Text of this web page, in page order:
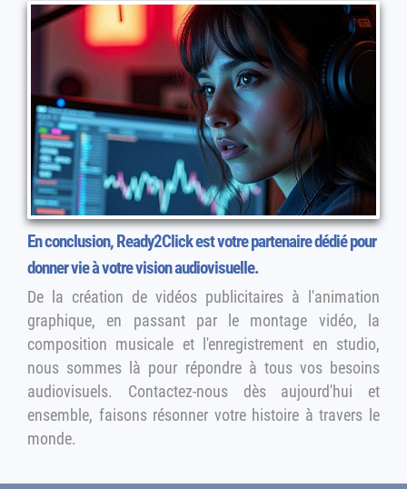
En conclusion, Ready2Click est votre partenaire dédié pour
donner vie à votre vision audiovisuelle.
De la création de vidéos publicitaires à l'animation
graphique, en passant par le montage vidéo, la
composition musicale et l'enregistrement en studio,
nous sommes là pour répondre à tous vos besoins
audiovisuels. Contactez-nous dès aujourd'hui et
ensemble, faisons résonner votre histoire à travers le
monde.